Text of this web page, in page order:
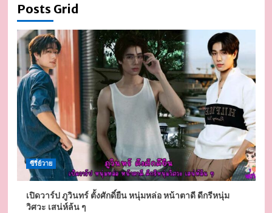
Posts Grid
ซีรี่ย์วาย
เปิดวาร์ป ภูวินทร์ ตั้งศักดิ์ยืน หนุ่มหล่อ หน้าตาดี ดีกรีหนุ่ม
วิศวะ เสน่ห์ล้น ๆ